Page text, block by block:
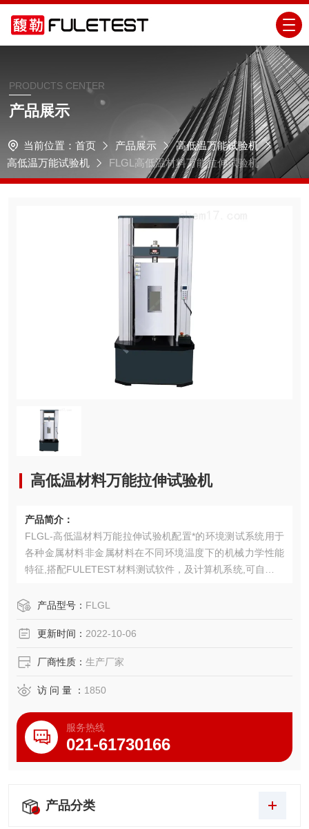
PRODUCTS CENTER
产品展示
当前位置： 首页 产品展示
高低温万能试验机
高低温万能试验机
FLGL高低温材料万能拉伸试验机
高低温材料万能拉伸试验机
产品简介：
FLGL-高低温材料万能拉伸试验机配置*的环境测试系统用于
各种金属材料非金属材料在不同环境温度下的机械力学性能
特征,搭配FULETEST材料测试软件，及计算机系统,可自动求
比、r值、n值、应力应变等试验参数。
产品型号： FLGL
更新时间： 2022-10-06
厂商性质： 生产厂家
访 问 量 ： 1850
服务热线
021-61730166
产品分类